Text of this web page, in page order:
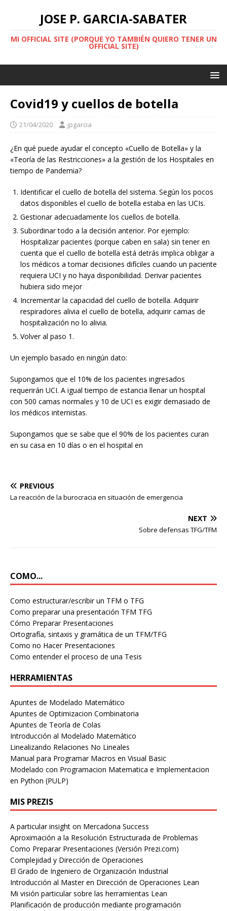
JOSE P. GARCIA-SABATER
MI OFFICIAL SITE (PORQUE YO TAMBIÉN QUIERO TENER UN
OFFICIAL SITE)
Covid19 y cuellos de botella
21/04/2020 jpgarcia
¿En qué puede ayudar el concepto «Cuello de Botella» y la
«Teoría de las Restricciones» a la gestión de los Hospitales en
tiempo de Pandemia?
Identificar el cuello de botella del sistema. Según los pocos
datos disponibles el cuello de botella estaba en las UCIs.
Gestionar adecuadamente los cuellos de botella.
Subordinar todo a la decisión anterior. Por ejemplo:
Hospitalizar pacientes (porque caben en sala) sin tener en
cuenta que el cuello de botella está detrás implica obligar a
los médicos a tomar decisiones difíciles cuando un paciente
requiera UCI y no haya disponibilidad. Derivar pacientes
hubiera sido mejor
Incrementar la capacidad del cuello de botella. Adquirir
respiradores alivia el cuello de botella, adquirir camas de
hospitalización no lo alivia.
Volver al paso 1.
Un ejemplo basado en ningún dato:
Supongamos que el 10% de los pacientes ingresados
requerirán UCI. A igual tiempo de estancia llenar un hospital
con 500 camas normales y 10 de UCI es exigir demasiado de
los médicos internistas.
Supongamos que se sabe que el 90% de los pacientes curan
en su casa en 10 días o en el hospital en
PREVIOUS
La reacción de la burocracia en situación de emergencia
NEXT
Sobre defensas TFG/TFM
COMO...
Como estructurar/escribir un TFM o TFG
Como preparar una presentación TFM TFG
Cómo Preparar Presentaciones
Ortografía, sintaxis y gramática de un TFM/TFG
Como no Hacer Presentaciones
Como entender el proceso de una Tesis
HERRAMIENTAS
Apuntes de Modelado Matemático
Apuntes de Optimizacion Combinatoria
Apuntes de Teoría de Colas
Introducción al Modelado Matemático
Linealizando Relaciones No Lineales
Manual para Programar Macros en Visual Basic
Modelado con Programacion Matematica e Implementacion
en Python (PULP)
MIS PREZIS
A particular insight on Mercadona Success
Aproximación a la Resolución Estructurada de Problemas
Como Preparar Presentaciones (Versión Prezi.com)
Complejidad y Dirección de Operaciones
El Grado de Ingeniero de Organización Industrial
Introducción al Master en Dirección de Operaciones Lean
Mi visión particular sobre las herramientas Lean
Planificación de producción mediante programación